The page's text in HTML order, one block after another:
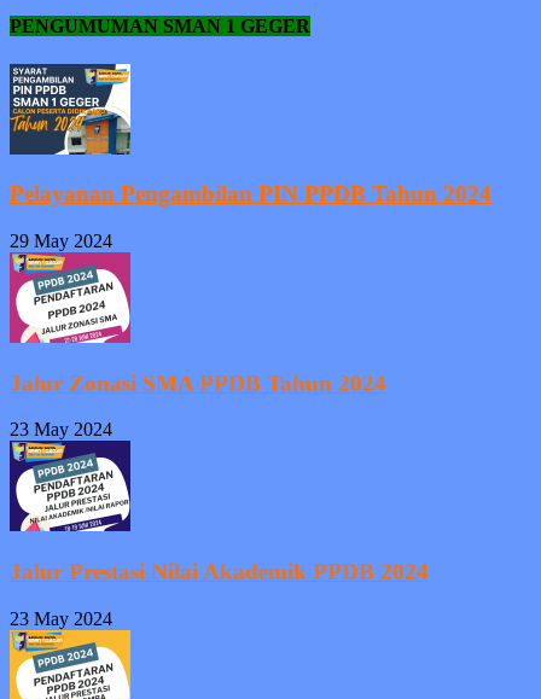
PENGUMUMAN SMAN 1 GEGER
Pelayanan Pengambilan PIN PPDB Tahun 2024
29 May 2024
Jalur Zonasi SMA PPDB Tahun 2024
23 May 2024
Jalur Prestasi Nilai Akademik PPDB 2024
23 May 2024